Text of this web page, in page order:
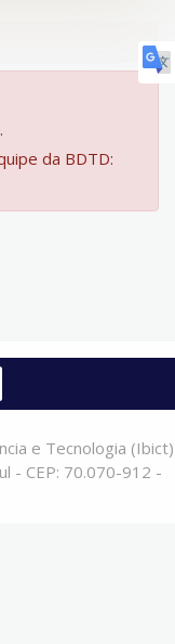
da BDTD:
e Tecnologia (Ibict)
- CEP: 70.070-912 -